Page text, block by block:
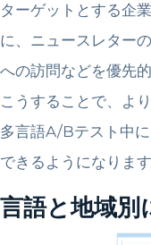
ターゲットとする企
に、ニュースレター
への訪問などを優先
こうすることで、よ
多言語A/Bテスト中
できるようになりま
言語と地域別